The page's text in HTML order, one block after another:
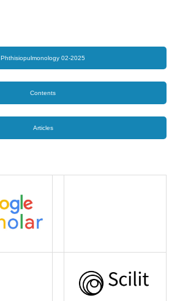
Phthisiopulmonology 02-2025
Contents
Articles